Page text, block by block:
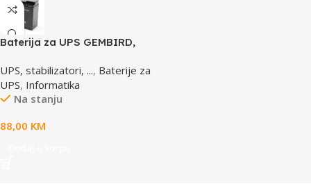
Baterija za UPS GEMBIRD,
UPS, stabilizatori, ..., Baterije za
UPS, Informatika
Na stanju
88,00 KM